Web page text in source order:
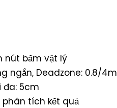
nút bấm vật lý
ngắn, Deadzone: 0.8/4m
đa: 5cm
phân tích kết quả